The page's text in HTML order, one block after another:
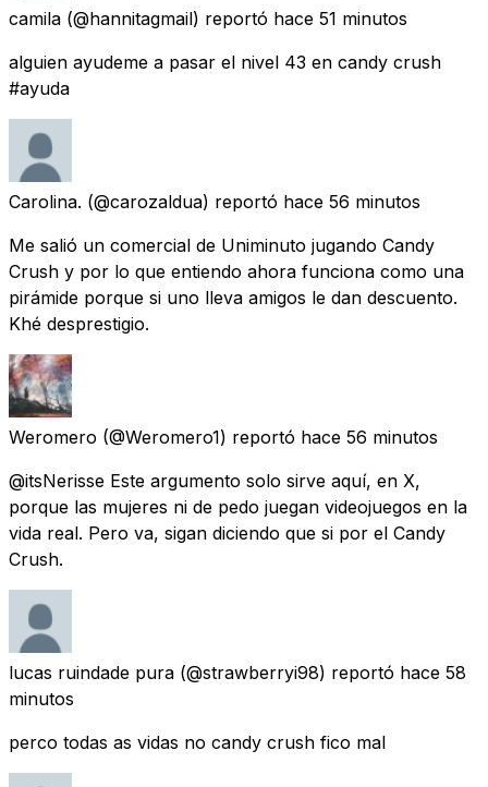
camila (@hannitagmail) reportó hace 51 minutos
alguien ayudeme a pasar el nivel 43 en candy crush
#ayuda
Carolina. (@carozaldua) reportó hace 56 minutos
Me salió un comercial de Uniminuto jugando Candy
Crush y por lo que entiendo ahora funciona como una
pirámide porque si uno lleva amigos le dan descuento.
Khé desprestigio.
Weromero (@Weromero1) reportó hace 56 minutos
@itsNerisse Este argumento solo sirve aquí, en X,
porque las mujeres ni de pedo juegan videojuegos en la
vida real. Pero va, sigan diciendo que si por el Candy
Crush.
lucas ruindade pura (@strawberryi98) reportó hace 58
minutos
perco todas as vidas no candy crush fico mal